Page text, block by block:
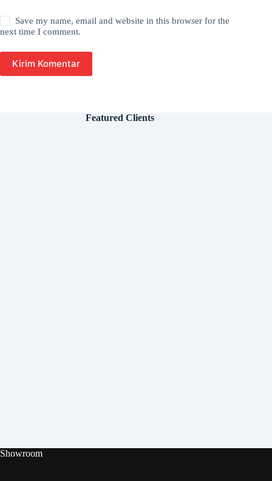
Save my name, email and website in this browser for the
next time I comment.
Kirim Komentar
Featured Clients
Showroom